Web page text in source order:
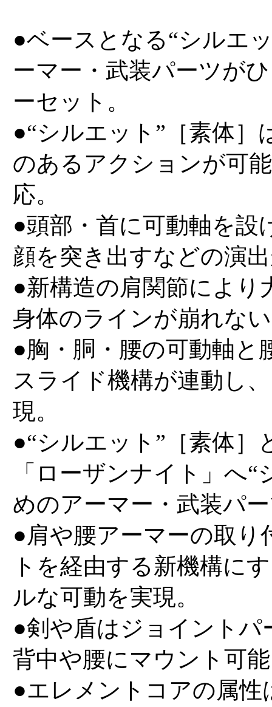
●ベースとなる“シルエ
ーマー・武装パーツが
ーセット。
●“シルエット”［素体］
のあるアクションが可
応。
●頭部・首に可動軸を設
顔を突き出すなどの演
●新構造の肩関節により
身体のラインが崩れな
●胸・胴・腰の可動軸と
スライド機構が連動し
現。
●“シルエット”［素体
「ローザンナイト」へ
めのアーマー・武装パ
●肩や腰アーマーの取り
トを経由する新機構に
ルな可動を実現。
●剣や盾はジョイント
背中や腰にマウント可
●エレメントコアの属性